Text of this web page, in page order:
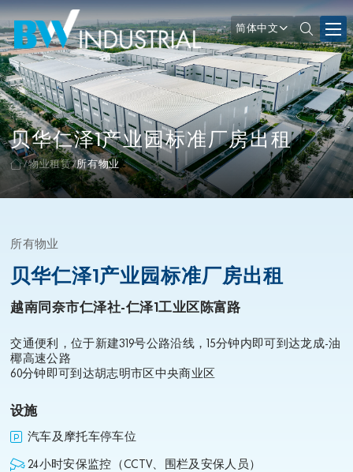
简体中文
贝华仁泽1产业园标准厂房出租
物业租赁 所有物业
所有物业
贝华仁泽1产业园标准厂房出租
越南同奈市仁泽社-仁泽1工业区陈富路
交通便利，位于新建319号公路沿线，15分钟内即可到达龙成-油
椰高速公路
60分钟即可到达胡志明市区中央商业区
设施
汽车及摩托车停车位
24小时安保监控（CCTV、围栏及安保人员）